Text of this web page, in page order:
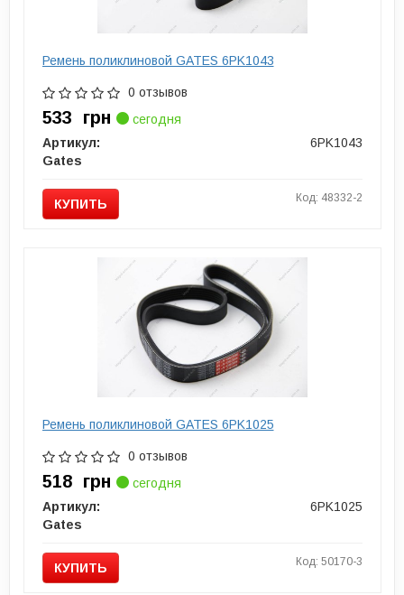
Ремень поликлиновой GATES 6PK1043
0 отзывов
533 грн
сегодня
Артикул:
6PK1043
Gates
КУПИТЬ Код: 48332-2
Ремень поликлиновой GATES 6PK1025
0 отзывов
518 грн
сегодня
Артикул:
6PK1025
Gates
КУПИТЬ Код: 50170-3